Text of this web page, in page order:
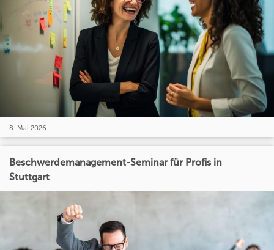
8. Mai 2026
Beschwerdemanagement-Seminar für Profis in
Stuttgart